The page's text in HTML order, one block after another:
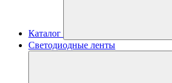
Каталог
Светодиодные ленты